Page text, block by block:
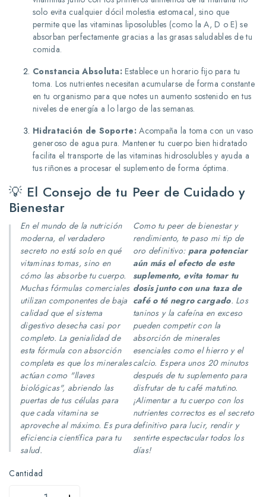
solo evita cualquier dócil molestia estomacal, sino que
permite que las vitaminas liposolubles (como la A, D o E) se
absorban perfectamente gracias a las grasas saludables de tu
comida.
Constancia Absoluta: Establece un horario fijo para tu
toma. Los nutrientes necesitan acumularse de forma constante
en tu organismo para que notes un aumento sostenido en tus
niveles de energía a lo largo de las semanas.
Hidratación de Soporte: Acompaña la toma con un vaso
generoso de agua pura. Mantener tu cuerpo bien hidratado
facilita el transporte de las vitaminas hidrosolubles y ayuda a
tus riñones a procesar el suplemento de forma óptima.
💡 El Consejo de tu Peer de Cuidado y
Bienestar
En el mundo de la nutrición
moderna, el verdadero
secreto no está solo en qué
vitaminas tomas, sino en
cómo las absorbe tu cuerpo.
Muchas fórmulas comerciales
utilizan componentes de baja
calidad que el sistema
digestivo desecha casi por
completo. La genialidad de
esta fórmula con absorción
completa es que los minerales
actúan como "llaves
biológicas", abriendo las
puertas de tus células para
que cada vitamina se
aproveche al máximo. Es pura
eficiencia científica para tu
salud.
Como tu peer de bienestar y
rendimiento, te paso mi tip de
oro definitivo: para potenciar
aún más el efecto de este
suplemento, evita tomar tu
dosis junto con una taza de
café o té negro cargado. Los
taninos y la cafeína en exceso
pueden competir con la
absorción de minerales
esenciales como el hierro y el
calcio. Espera unos 20 minutos
después de tu suplemento para
disfrutar de tu café matutino.
¡Alimentar a tu cuerpo con los
nutrientes correctos es el secreto
definitivo para lucir, rendir y
sentirte espectacular todos los
días!
Cantidad